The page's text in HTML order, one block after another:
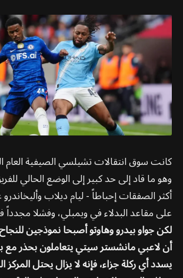
كانت سوق انتقالات تشيلسي الصيفية العام
وهو ما قاد إلى حد كبير إلى الوضع الحالي
أكثر الصفقات إحباطاً - ليام ديلاب
على مقاعد البدلاء في ويمبلي، وفشلا
لكن جواو بيدرو وهاوتو أصبحا نموذجين
أن لاعبي مانشستر سيتي يتعاملون بحذر مع
يسدد أي ركلة جزاء، فإنه لا يزال يحتل المركز